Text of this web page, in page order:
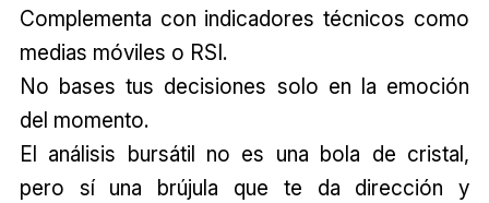
Complementa con indicadores técnicos como
medias móviles o RSI.
No bases tus decisiones solo en la emoción
del momento.
El análisis bursátil no es una bola de cristal,
pero sí una brújula que te da dirección y